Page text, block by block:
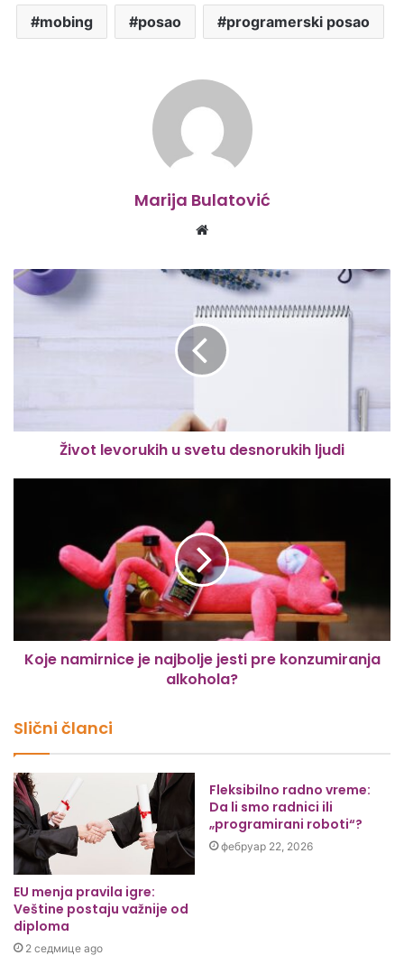
mobing posao programerski posao
Marija Bulatović
Website
Život levorukih u svetu desnorukih ljudi
Koje namirnice je najbolje jesti pre konzumiranja
alkohola?
Slični članci
EU menja pravila igre:
Veštine postaju važnije od
diploma
2 седмице ago
Fleksibilno radno vreme:
Da li smo radnici ili
„programirani roboti“?
фебруар 22, 2026